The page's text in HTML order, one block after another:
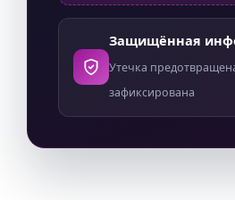
Защищённая
Утечка
зафиксирована